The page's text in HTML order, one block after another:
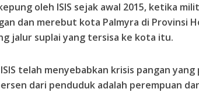
oleh ISIS sejak awal 2015, ketika
dan merebut kota Palmyra di Provinsi
jalur suplai yang tersisa ke kota itu.
telah menyebabkan krisis pangan yang
dari penduduk adalah perempuan